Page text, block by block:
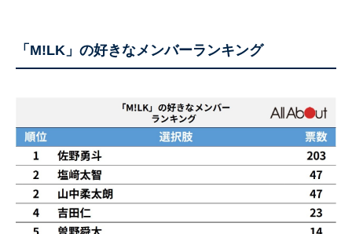
「M!LK」の好きなメンバーランキング